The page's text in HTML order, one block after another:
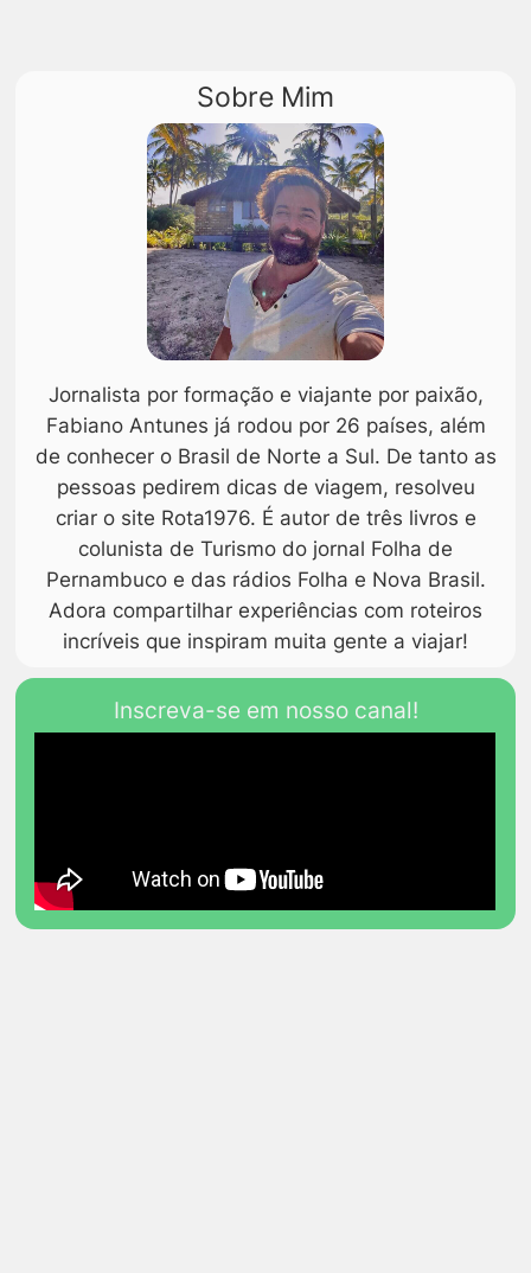
Sobre Mim
Jornalista por formação e viajante por paixão,
Fabiano Antunes já rodou por 26 países, além
de conhecer o Brasil de Norte a Sul. De tanto as
pessoas pedirem dicas de viagem, resolveu
criar o site Rota1976. É autor de três livros e
colunista de Turismo do jornal Folha de
Pernambuco e das rádios Folha e Nova Brasil.
Adora compartilhar experiências com roteiros
incríveis que inspiram muita gente a viajar!
Inscreva-se em nosso canal!